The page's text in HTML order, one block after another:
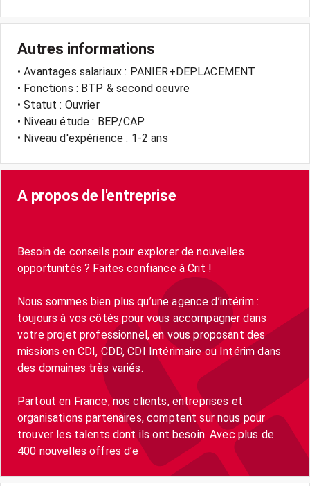
Autres informations
• Avantages salariaux : PANIER+DEPLACEMENT
• Fonctions : BTP & second oeuvre
• Statut : Ouvrier
• Niveau étude : BEP/CAP
• Niveau d'expérience : 1-2 ans
A propos de l'entreprise
Besoin de conseils pour explorer de nouvelles
opportunités ? Faites confiance à Crit !
Nous sommes bien plus qu’une agence d’intérim :
toujours à vos côtés pour vous accompagner dans
votre projet professionnel, en vous proposant des
missions en CDI, CDD, CDI Intérimaire ou Intérim dans
des domaines très variés.
Partout en France, nos clients, entreprises et
organisations partenaires, comptent sur nous pour
trouver les talents dont ils ont besoin. Avec plus de
400 nouvelles offres d’e